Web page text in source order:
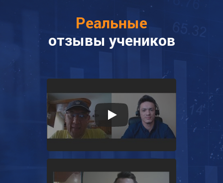
Реальные
отзывы учеников